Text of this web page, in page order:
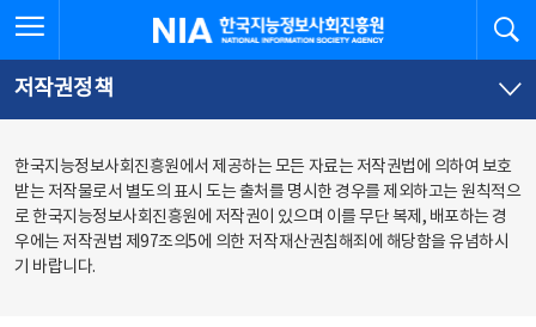
문
로
가
체
뉴
바
가
한국지능정보사회진흥원
저작권정책
한국지능정보사회진흥원에서 제공하는 모든 자료는 저작권법에 의하여 보호
받는 저작물로서 별도의 표시 도는 출처를 명시한 경우를 제외하고는 원칙적으
로 한국지능정보사회진흥원에 저작권이 있으며 이를 무단 복제, 배포하는 경
우에는 저작권법 제97조의5에 의한 저작재산권침해죄에 해당함을 유념하시
기 바랍니다.